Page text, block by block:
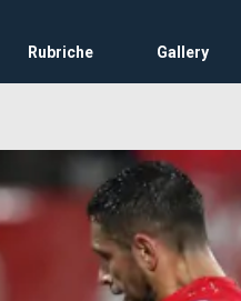
Rubriche Gallery